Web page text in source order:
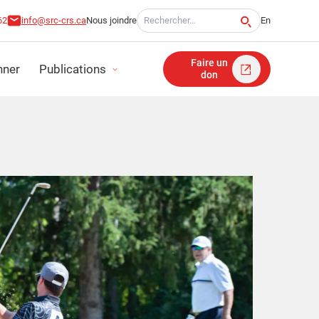
info@src-crs.caNous joindre
Recherche pour:
En
Publications
D'IMPACT
STRATÉGIQUE
Faire un
don